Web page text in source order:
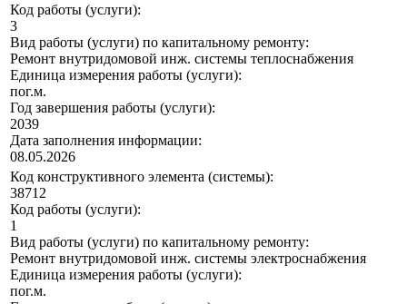
Код работы (услуги):
3
Вид работы (услуги) по капитальному ремонту:
Ремонт внутридомовой инж. системы теплоснабжения
Единица измерения работы (услуги):
пог.м.
Год завершения работы (услуги):
2039
Дата заполнения информации:
08.05.2026
Код конструктивного элемента (системы):
38712
Код работы (услуги):
1
Вид работы (услуги) по капитальному ремонту:
Ремонт внутридомовой инж. системы электроснабжения
Единица измерения работы (услуги):
пог.м.